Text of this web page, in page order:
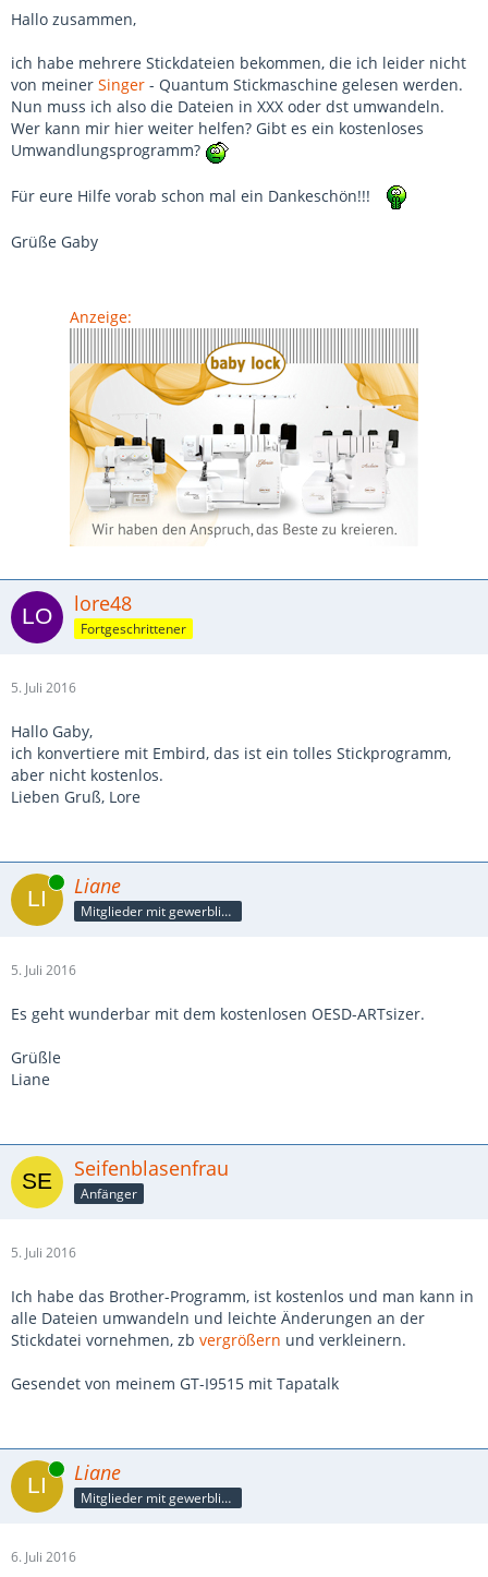
Hallo zusammen,
ich habe mehrere Stickdateien bekommen, die ich leider nicht
von meiner Singer - Quantum Stickmaschine gelesen werden.
Nun muss ich also die Dateien in XXX oder dst umwandeln.
Wer kann mir hier weiter helfen? Gibt es ein kostenloses
Umwandlungsprogramm?
Für eure Hilfe vorab schon mal ein Dankeschön!!!
Grüße Gaby
Anzeige:
lore48
Fortgeschrittener
5. Juli 2016
Hallo Gaby,
ich konvertiere mit Embird, das ist ein tolles Stickprogramm,
aber nicht kostenlos.
Lieben Gruß, Lore
Online Liane
Mitglieder mit gewerblicher Verbindung, auch als Mitarbeiter/in
5. Juli 2016
Es geht wunderbar mit dem kostenlosen OESD-ARTsizer.
Grüßle
Liane
Seifenblasenfrau
Anfänger
5. Juli 2016
Ich habe das Brother-Programm, ist kostenlos und man kann in
alle Dateien umwandeln und leichte Änderungen an der
Stickdatei vornehmen, zb vergrößern und verkleinern.
Gesendet von meinem GT-I9515 mit Tapatalk
Online Liane
Mitglieder mit gewerblicher Verbindung, auch als Mitarbeiter/in
6. Juli 2016